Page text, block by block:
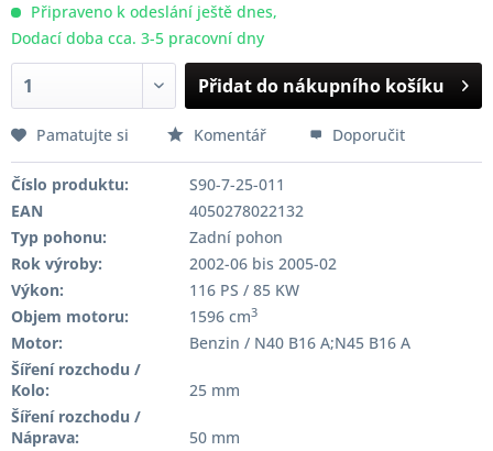
Připraveno k odeslání ještě dnes,
Dodací doba cca. 3-5 pracovní dny
Přidat do nákupního košíku
Pamatujte si Komentář Doporučit
Číslo produktu:
S90-7-25-011
EAN
4050278022132
Typ pohonu:
Zadní pohon
Rok výroby:
2002-06 bis 2005-02
Výkon:
116 PS / 85 KW
Objem motoru:
1596 cm3
Motor:
Benzin / N40 B16 A;N45 B16 A
Šíření rozchodu /
Kolo:
25 mm
Šíření rozchodu /
Náprava:
50 mm